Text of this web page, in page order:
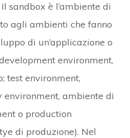
sandbox è l’ambiente di
agli ambienti che fanno
di un’applicazione o
environment,
test environment,
ambiente di
o production
di produzione). Nel